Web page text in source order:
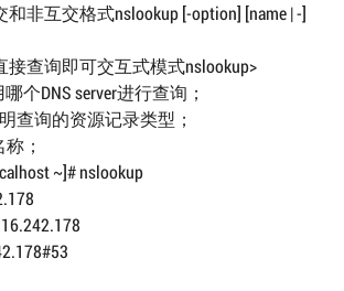
非互交格式nslookup [-option] [name | -]
查询即可交互式模式nslookup>
个DNS server进行查询；
明查询的资源记录类型；
；
~]# nslookup